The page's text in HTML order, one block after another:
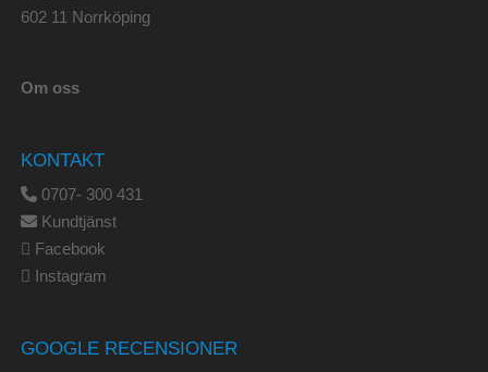
602 11 Norrköping
Om oss
KONTAKT
0707- 300 431
Kundtjänst
Facebook
Instagram
GOOGLE RECENSIONER